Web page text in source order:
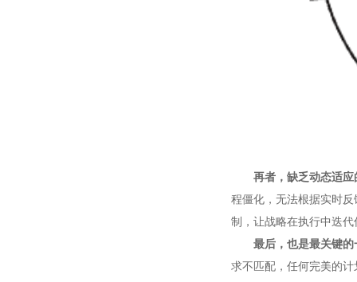
再者，缺乏动态适
程僵化，无法根据实时
制，让战略在执行中迭
最后，也是最关键
求不匹配，任何完美的